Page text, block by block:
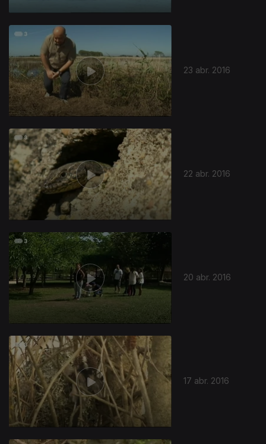
23 abr. 2016
22 abr. 2016
232822
20 abr. 2016
17 abr. 2016